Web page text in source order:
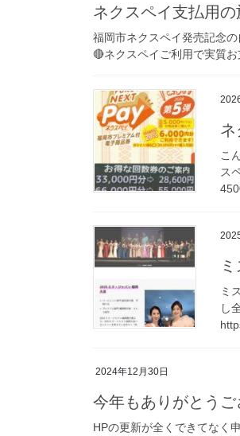
ネクスペイ支払用
福岡市ネクスペイ発売記念
🔴ネクスペイご利用で実質
ネ
こ
ス
ミ
し
2024年12月30日
今年もありがとうご
HPの更新が全くできてなく